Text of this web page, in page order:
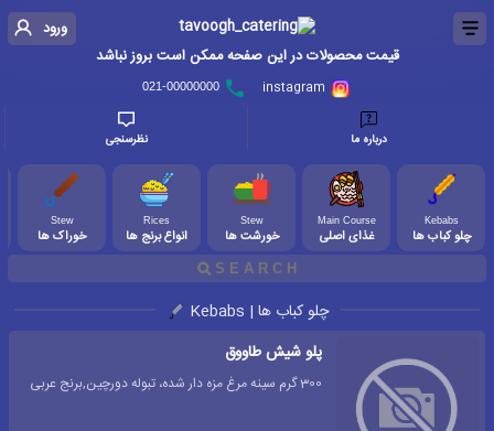
ورود
قیمت محصولات در این صفحه ممکن است بروز نباشد
021-00000000
درباره ما نظرسنجی
Kebabs
چلو کباب ها
Main Course
غذای اصلی
Stew
خورشت ها
Rices
انواع برنج ها
Stew
خوراک ها
چلو کباب ها | Kebabs
پلو شیش طاووق
300 گرم سینه مرغ مزه دار شده، تبوله دورچین,برنج عربی